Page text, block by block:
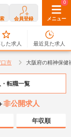
会員登録 メニュー
0
た求人
0
最近見た求人
口市 大阪府の精神保健
転職一覧
非公開求人
年収順